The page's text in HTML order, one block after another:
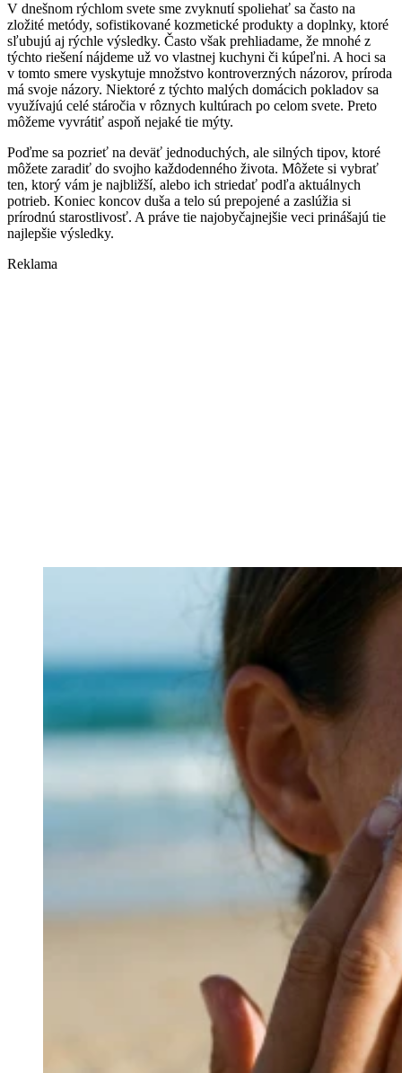
V dnešnom rýchlom svete sme zvyknutí spoliehať sa často na
zložité metódy, sofistikované kozmetické produkty a doplnky, ktoré
sľubujú aj rýchle výsledky. Často však prehliadame, že mnohé z
týchto riešení nájdeme už vo vlastnej kuchyni či kúpeľni. A hoci sa
v tomto smere vyskytuje množstvo kontroverzných názorov, príroda
má svoje názory. Niektoré z týchto malých domácich pokladov sa
využívajú celé stáročia v rôznych kultúrach po celom svete. Preto
môžeme vyvrátiť aspoň nejaké tie mýty.
Poďme sa pozrieť na deväť jednoduchých, ale silných tipov, ktoré
môžete zaradiť do svojho každodenného života. Môžete si vybrať
ten, ktorý vám je najbližší, alebo ich striedať podľa aktuálnych
potrieb. Koniec koncov duša a telo sú prepojené a zaslúžia si
prírodnú starostlivosť. A práve tie najobyčajnejšie veci prinášajú tie
najlepšie výsledky.
Reklama